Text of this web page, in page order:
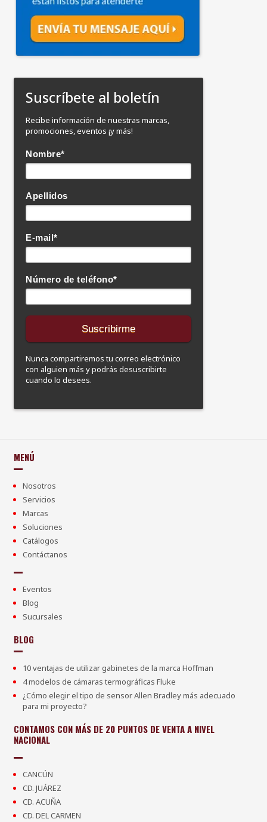
Suscríbete al boletín
Recibe información de nuestras marcas,
promociones, eventos ¡y más!
Nombre*
Apellidos
E-mail*
Número de teléfono*
Nunca compartiremos tu correo electrónico
con alguien más y podrás desuscribirte
cuando lo desees.
MENÚ
Nosotros
Servicios
Marcas
Soluciones
Catálogos
Contáctanos
Eventos
Blog
Sucursales
BLOG
10 ventajas de utilizar gabinetes de la marca Hoffman
4 modelos de cámaras termográficas Fluke
¿Cómo elegir el tipo de sensor Allen Bradley más adecuado
para mi proyecto?
CONTAMOS CON MÁS DE 20 PUNTOS DE VENTA A NIVEL
NACIONAL
CANCÚN
CD. JUÁREZ
CD. ACUÑA
CD. DEL CARMEN